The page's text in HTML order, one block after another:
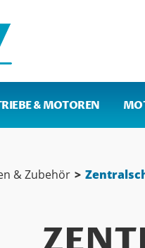
& MOTOREN
& Zubehör >